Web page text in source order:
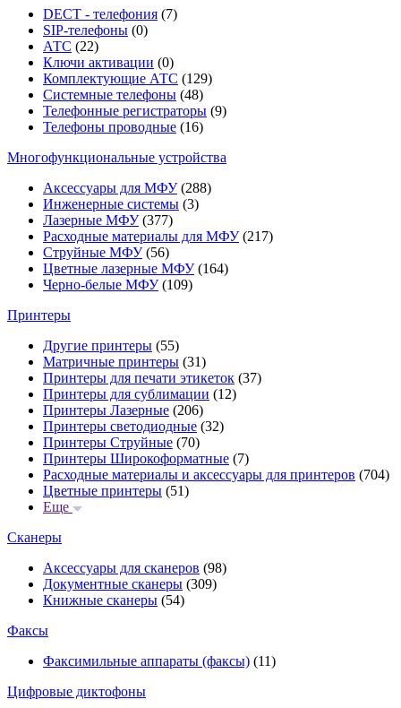
DECT - телефония (7)
SIP-телефоны (0)
АТС (22)
Ключи активации (0)
Комплектующие АТС (129)
Системные телефоны (48)
Телефонные регистраторы (9)
Телефоны проводные (16)
Многофункциональные устройства
Аксессуары для МФУ(288)
Инженерные системы (3)
Лазерные МФУ(377)
Расходные материалы для МФУ(217)
Струйные МФУ(56)
Цветные лазерные МФУ(164)
Черно-белые МФУ(109)
Принтеры
Другие принтеры (55)
Матричные принтеры (31)
Принтеры для печати этикеток (37)
Принтеры для сублимации (12)
Принтеры Лазерные (206)
Принтеры светодиодные (32)
Принтеры Струйные (70)
Принтеры Широкоформатные (7)
Расходные материалы и аксессуары для принтеров (704)
Цветные принтеры (51)
Еще
Сканеры
Аксессуары для сканеров (98)
Документные сканеры (309)
Книжные сканеры (54)
Факсы
Факсимильные аппараты (факсы) (11)
Цифровые диктофоны